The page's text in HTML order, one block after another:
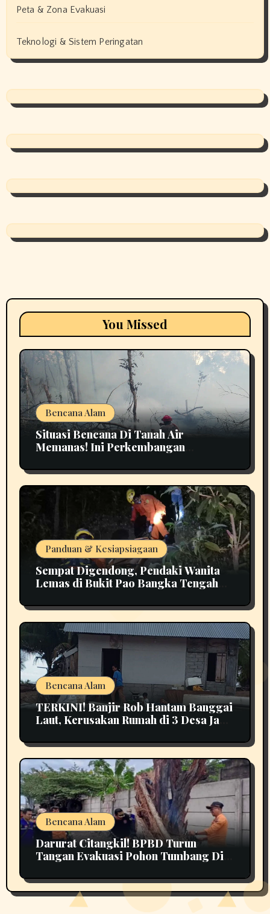
Peta & Zona Evakuasi
Teknologi & Sistem Peringatan
You Missed
Bencana Alam
Situasi Bencana Di Tanah Air
Memanas! Ini Perkembangan
Panduan & Kesiapsiagaan
Sempat Digendong, Pendaki Wanita
Lemas di Bukit Pao Bangka Tengah
Bencana Alam
TERKINI! Banjir Rob Hantam Banggai
Laut, Kerusakan Rumah di 3 Desa Jadi
Bencana Alam
Darurat Citangkil! BPBD Turun
Tangan Evakuasi Pohon Tumbang Di